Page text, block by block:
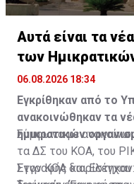
Αυτά είναι τα
των
06.08.2026 18:34
Εγκρίθηκαν από το
ανακοινώθηκαν τα
ημικρατικών
Σύμφωνα με
τα ΔΣ του ΚΟΑ, του
Εγγραφής και
Στον ΚΟΑ